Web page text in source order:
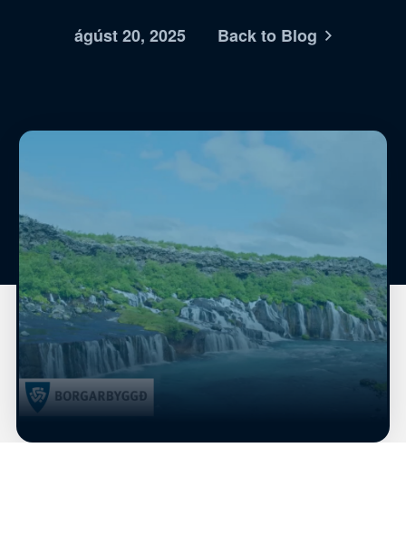
ágúst 20, 2025 Back to Blog